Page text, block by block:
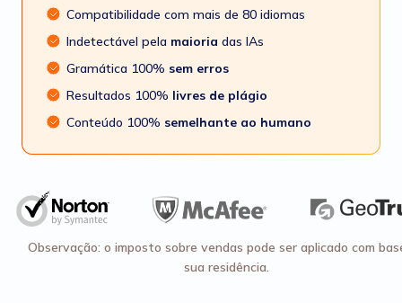
Compatibilidade com mais de 80 idiomas
Indetectável pela maioria das IAs
Gramática 100% sem erros
Resultados 100% livres de plágio
Conteúdo 100% semelhante ao humano
Observação: o imposto sobre vendas pode ser aplicado com
sua residência.